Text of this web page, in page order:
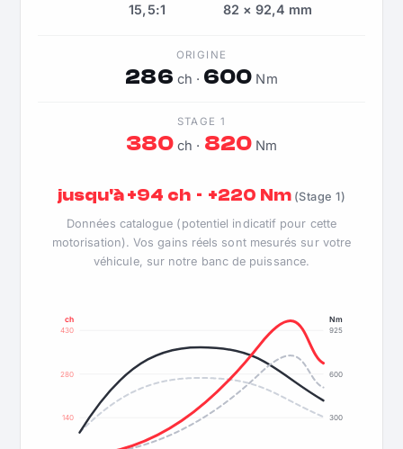
15,5:1 82 × 92,4 mm
ORIGINE
286 ch · 600 Nm
STAGE 1
380 ch · 820Nm
jusqu'à +94 ch · +220 Nm (Stage 1)
Données catalogue (potentiel indicatif pour cette
motorisation). Vos gains réels sont mesurés sur votre
véhicule, sur notre banc de puissance.
140
280
430
300
600
925
ch Nm